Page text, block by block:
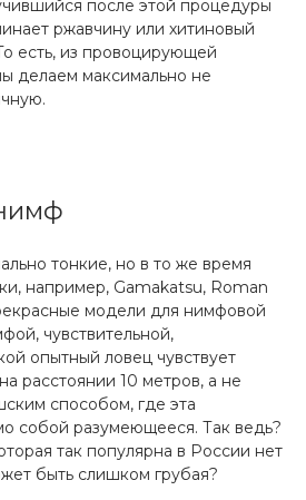
после этой процедуры
ржавчину или хитиновый
есть, из провоцирующей
делаем максимально не
тонкие, но в то же время
например, Gamakatsu, Roman
модели для нимфовой
чувствительной,
опытный ловец чувствует
расстоянии 10 метров, а не
способом, где эта
собой разумеющееся. Так ведь?
так популярна в России нет
быть слишком грубая?